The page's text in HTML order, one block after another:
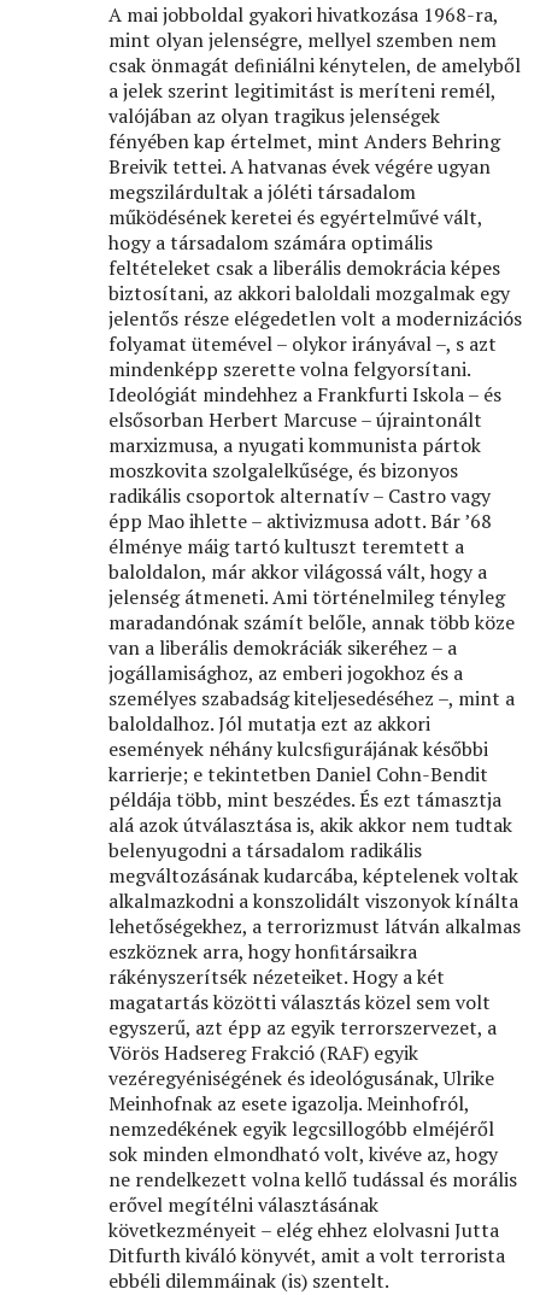
A mai jobboldal gyakori hivatkozása 1968-ra,
mint olyan jelenségre, mellyel szemben nem
csak önmagát deﬁniálni kénytelen, de amelyből
a jelek szerint legitimitást is meríteni remél,
valójában az olyan tragikus jelenségek
fényében kap értelmet, mint Anders Behring
Breivik tettei. A hatvanas évek végére ugyan
megszilárdultak a jóléti társadalom
működésének keretei és egyértelművé vált,
hogy a társadalom számára optimális
feltételeket csak a liberális demokrácia képes
biztosítani, az akkori baloldali mozgalmak egy
jelentős része elégedetlen volt a modernizációs
folyamat ütemével – olykor irányával –, s azt
mindenképp szerette volna felgyorsítani.
Ideológiát mindehhez a Frankfurti Iskola – és
elsősorban Herbert Marcuse – újraintonált
marxizmusa, a nyugati kommunista pártok
moszkovita szolgalelkűsége, és bizonyos
radikális csoportok alternatív – Castro vagy
épp Mao ihlette – aktivizmusa adott. Bár ’68
élménye máig tartó kultuszt teremtett a
baloldalon, már akkor világossá vált, hogy a
jelenség átmeneti. Ami történelmileg tényleg
maradandónak számít belőle, annak több köze
van a liberális demokráciák sikeréhez – a
jogállamisághoz, az emberi jogokhoz és a
személyes szabadság kiteljesedéséhez –, mint a
baloldalhoz. Jól mutatja ezt az akkori
események néhány kulcsﬁgurájának későbbi
karrierje; e tekintetben Daniel Cohn-Bendit
példája több, mint beszédes. És ezt támasztja
alá azok útválasztása is, akik akkor nem tudtak
belenyugodni a társadalom radikális
megváltozásának kudarcába, képtelenek voltak
alkalmazkodni a konszolidált viszonyok kínálta
lehetőségekhez, a terrorizmust látván alkalmas
eszköznek arra, hogy honﬁtársaikra
rákényszerítsék nézeteiket. Hogy a két
magatartás közötti választás közel sem volt
egyszerű, azt épp az egyik terrorszervezet, a
Vörös Hadsereg Frakció (RAF) egyik
vezéregyéniségének és ideológusának, Ulrike
Meinhofnak az esete igazolja. Meinhofról,
nemzedékének egyik legcsillogóbb elméjéről
sok minden elmondható volt, kivéve az, hogy
ne rendelkezett volna kellő tudással és morális
erővel megítélni választásának
következményeit – elég ehhez elolvasni Jutta
Ditfurth kiváló könyvét, amit a volt terrorista
ebbéli dilemmáinak (is) szentelt.